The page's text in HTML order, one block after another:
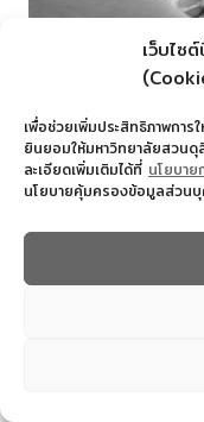
เว็บไซ
เพื่อช่วยเพิ่มประสิทธิภาพการ
ยินยอมให้มหาวิทยาลัยสวนดุ
ละเอียดเพิ่มเติมได้ที่ นโยบาย
นโยบายคุ้มครองข้อมูลส่วน